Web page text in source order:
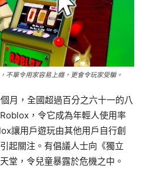
不單令用家容易上癮，更會令玩家受騙。
月，全國超過百分之六十一的八
，令它成為年輕人使用率
讓用戶遊玩由其他用戶自行創
起關注。有倡議人士向《獨立
堂，令兒童暴露於危機之中。